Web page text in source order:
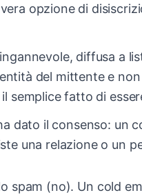
opzione di
diffusa a
del mittente e
semplice fatto di
dato il consenso: un
una relazione o un
spam (no). Un cold